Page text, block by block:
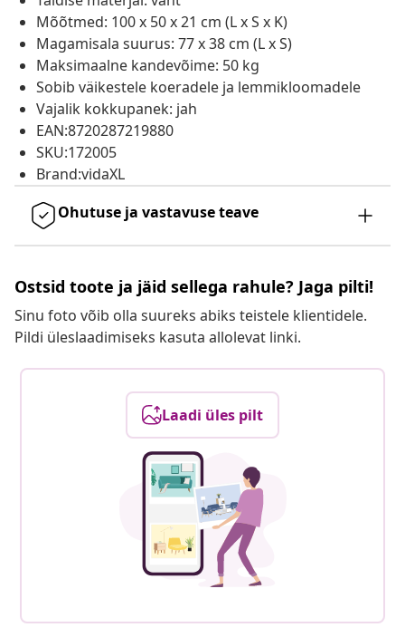
Mõõtmed: 100 x 50 x 21 cm (L x S x K)
Magamisala suurus: 77 x 38 cm (L x S)
Maksimaalne kandevõime: 50 kg
Sobib väikestele koeradele ja lemmikloomadele
Vajalik kokkupanek: jah
EAN:8720287219880
SKU:172005
Brand:vidaXL
Ohutuse ja vastavuse teave
Ostsid toote ja jäid sellega rahule? Jaga pilti!
Sinu foto võib olla suureks abiks teistele klientidele.
Pildi üleslaadimiseks kasuta allolevat linki.
Laadi üles pilt